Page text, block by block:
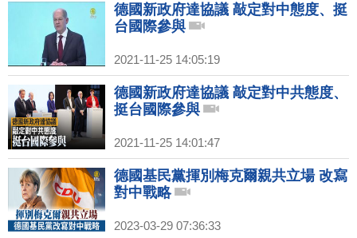
德國新政府達協議 敲定對中態度、挺
台國際參與
2021-11-25 14:05:19
德國新政府達協議 敲定對中共態度、
挺台國際參與
2021-11-25 14:01:47
德國基民黨揮別梅克爾親共立場 改寫
對中戰略
2023-03-29 07:36:33